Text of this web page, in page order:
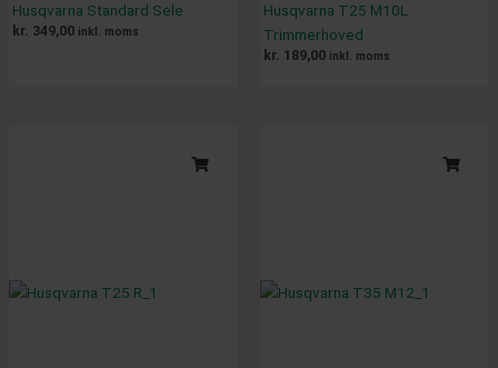
Husqvarna Standard Sele
kr. 349,00 inkl. moms
Husqvarna T25 M10L
Trimmerhoved
kr. 189,00 inkl. moms